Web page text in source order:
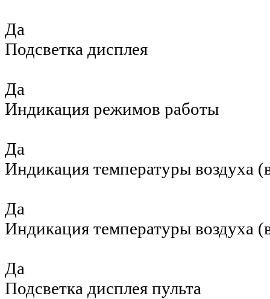
Да
Подсветка дисплея
Да
Индикация режимов работы
Да
Индикация температуры воздуха
Да
Индикация температуры воздуха
Да
Подсветка дисплея пульта